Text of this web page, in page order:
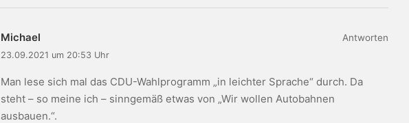
Michael
23.09.2021 um 20:53 Uhr
Man lese sich mal das CDU-Wahlprogramm „in leichter Sprache“ durch. Da
steht – so meine ich – sinngemäß etwas von „Wir wollen Autobahnen
ausbauen.“.
Antworten